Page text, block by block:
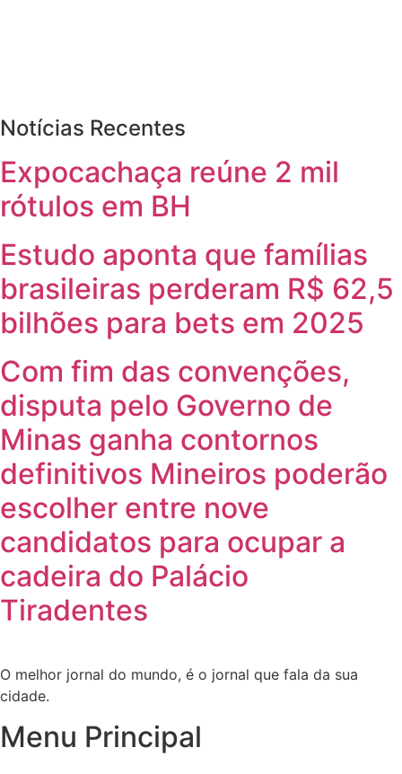
Notícias Recentes
Expocachaça reúne 2 mil
rótulos em BH
Estudo aponta que famílias
brasileiras perderam R$ 62,5
bilhões para bets em 2025
Com fim das convenções,
disputa pelo Governo de
Minas ganha contornos
definitivos Mineiros poderão
escolher entre nove
candidatos para ocupar a
cadeira do Palácio
Tiradentes
O melhor jornal do mundo, é o jornal que fala da sua
cidade.
Menu Principal